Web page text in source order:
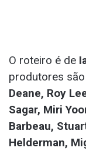
O roteiro é de
produtores são
Deane, Roy
Sagar, Miri
Barbeau,
Helderman,